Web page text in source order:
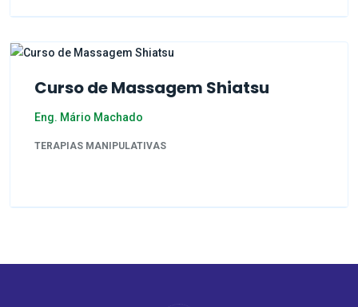
Curso de Massagem Shiatsu
Eng. Mário Machado
TERAPIAS MANIPULATIVAS